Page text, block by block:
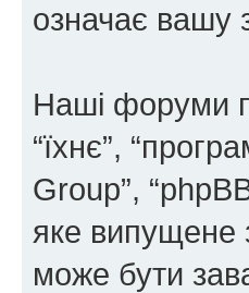
означає вашу
Наші форуми
“їхнє”,
Group”,
яке випущене
може бути